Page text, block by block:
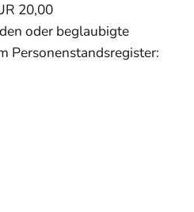
20,00
oder beglaubigte
Personenstandsregister: